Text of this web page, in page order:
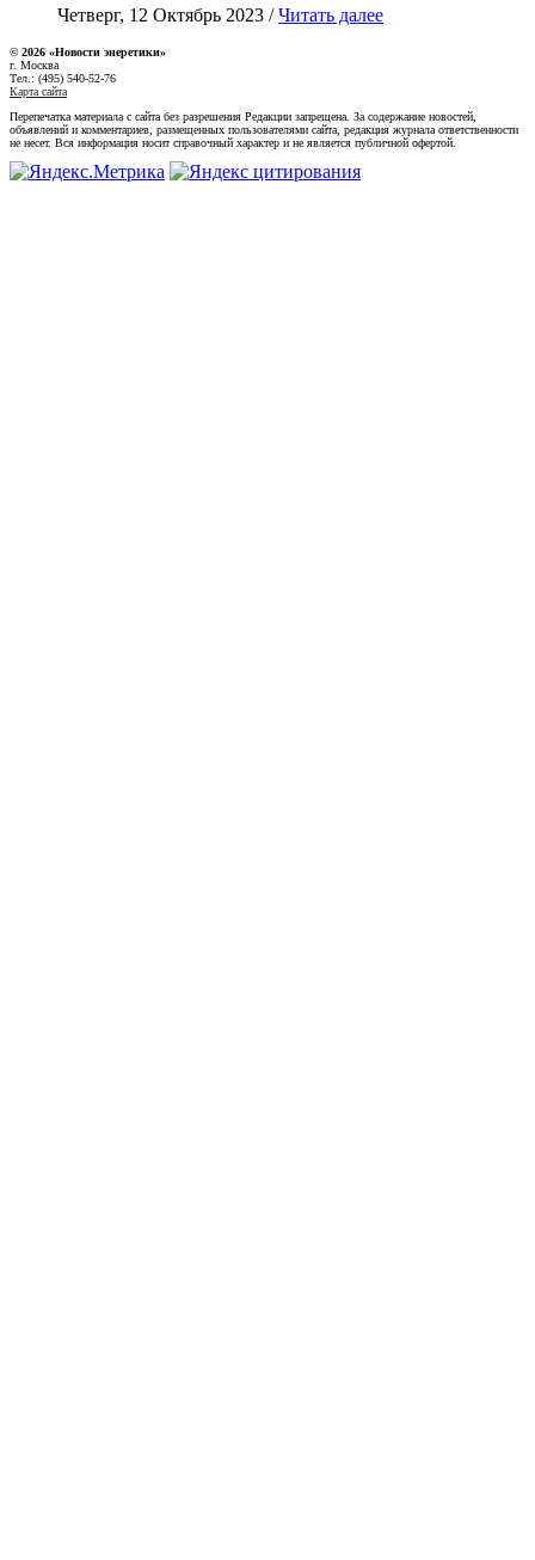
Четверг, 12 Октябрь 2023 /Читать далее
© 2026 «Новости энеретики»
г. Москва
Тел.: (495) 540-52-76
Карта сайта
Перепечатка материала с сайта без разрешения Редакции запрещена. За содержание новостей,
объявлений и комментариев, размещенных пользователями сайта, редакция журнала ответственности
не несет. Вся информация носит справочный характер и не является публичной офертой.